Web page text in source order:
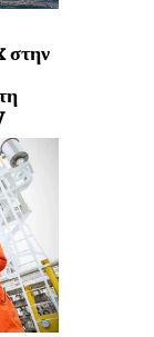
στην